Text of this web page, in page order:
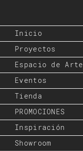
Inicio
Proyectos
Espacio de Arte
Eventos
Tienda
PROMOCIONES
Inspiración
Showroom